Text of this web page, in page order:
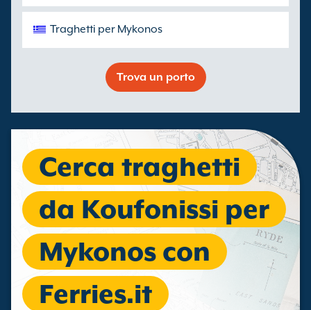
Traghetti per Mykonos
Trova un porto
Cerca traghetti
da Koufonissi per
Mykonos con
Ferries.it